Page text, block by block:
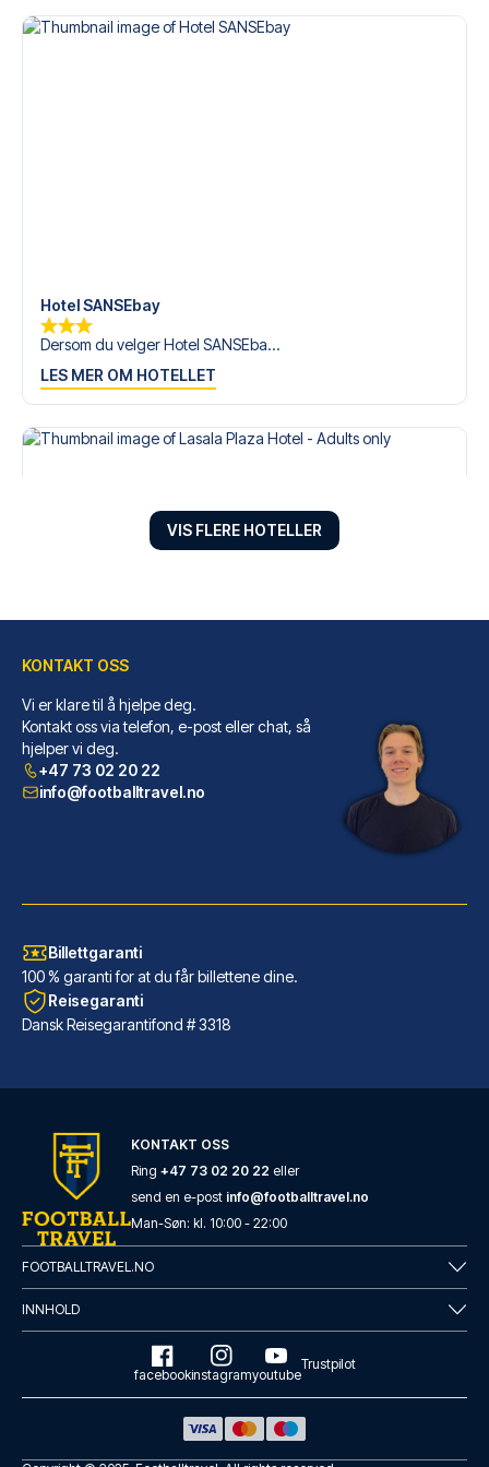
med personlig service både før og under reisen. Vi er
tilgjengelige på+47 73 02 20 22eller
Hotel SANSEbay
Dersom du velger Hotel SANSEba...
LES MER OM HOTELLET
Lasala Plaza Hotel - Adults only
Velger du Lasala Plaza Hotel -...
LES MER OM HOTELLET
Legazpi Doce Rooms & Suites
Velger du Legazpi Doce Rooms &...
LES MER OM HOTELLET
VIS FLERE HOTELLER
KONTAKT OSS
Vi er klare til å hjelpe deg.
Kontakt oss via telefon, e-post eller chat, så
hjelper vi deg.
+47 73 02 20 22
info@footballtravel.no
Billettgaranti
100 % garanti for at du får billettene dine.
Reisegaranti
Dansk Reisegarantifond # 3318
KONTAKT OSS
Ring +47 73 02 20 22 eller
send en e-post info@footballtravel.no
Man-Søn: kl. 10:00 - 22:00
FOOTBALLTRAVEL.NO
INNHOLD
facebookinstagramyoutube
Trustpilot